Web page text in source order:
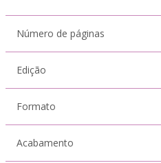
Número de páginas
Edição
Formato
Acabamento